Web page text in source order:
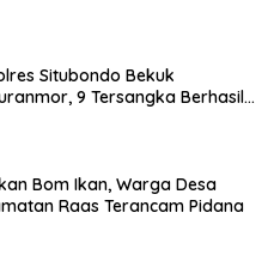
Situbondo Bekuk
9 Tersangka Berhasil
Bom Ikan, Warga Desa
Raas Terancam Pidana